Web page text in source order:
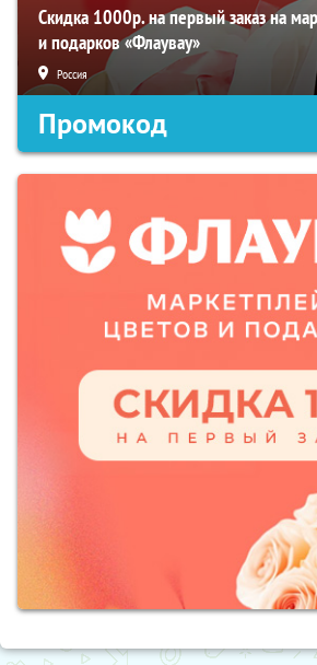
Скидка 1000р. на первый заказ на
и подарков «Флаувау»
Россия
Промокод